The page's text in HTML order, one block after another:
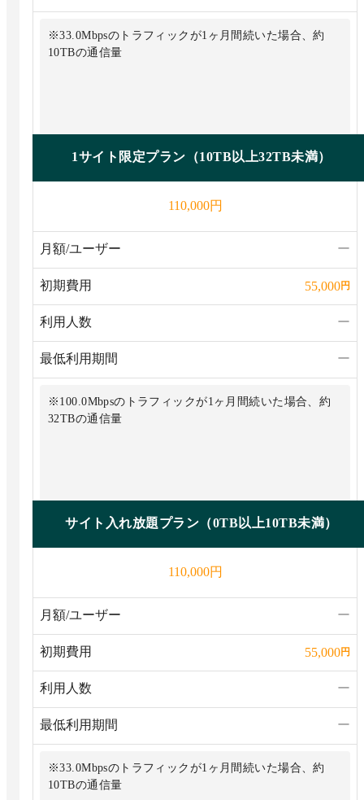
※33.0Mbpsのトラフィックが1ヶ月間続いた場合、約
10TBの通信量
1サイト限定プラン（10TB以上32TB未満）
110,000円
月額/ユーザー ー
初期費用 55,000円
利用人数 ー
最低利用期間 ー
※100.0Mbpsのトラフィックが1ヶ月間続いた場合、約
32TBの通信量
サイト入れ放題プラン（0TB以上10TB未満）
110,000円
月額/ユーザー ー
初期費用 55,000円
利用人数 ー
最低利用期間 ー
※33.0Mbpsのトラフィックが1ヶ月間続いた場合、約
10TBの通信量